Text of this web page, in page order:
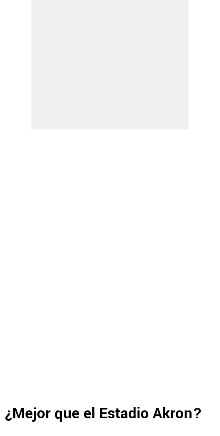
¿Mejor que el Estadio Akron?